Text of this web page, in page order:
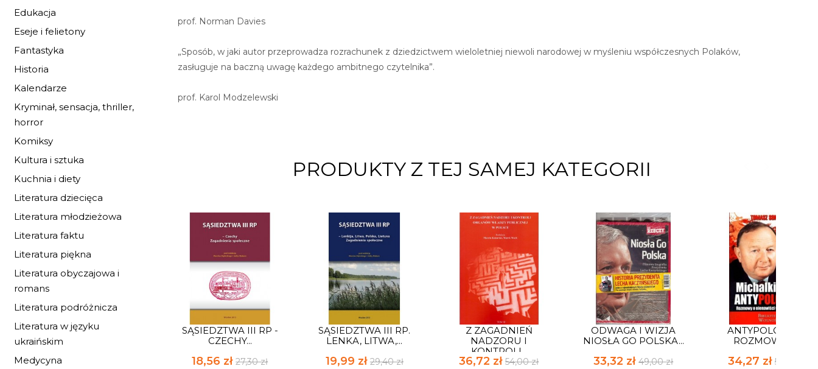
Edukacja
Eseje i felietony
Fantastyka
Historia
Kalendarze
Kryminał, sensacja, thriller,
horror
Komiksy
Kultura i sztuka
Kuchnia i diety
Literatura dziecięca
Literatura młodzieżowa
Literatura faktu
Literatura piękna
Literatura obyczajowa i
romans
Literatura podróżnicza
Literatura w języku
ukraińskim
Medycyna
prof. Norman Davies
„Sposób, w jaki autor przeprowadza rozrachunek z dziedzictwem wieloletniej niewoli narodowej w myśleniu współczesnych Polaków,
zasługuje na baczną uwagę każdego ambitnego czytelnika”.
prof. Karol Modzelewski
PRODUKTY Z TEJ SAMEJ KATEGORII
SĄSIEDZTWA III RP -
CZECHY...
18,56 zł27,30 zł
SĄSIEDZTWA III RP.
LENKA, LITWA,...
19,99 zł 29,40 zł
Z ZAGADNIEŃ
NADZORU I
KONTROLI...
36,72 zł54,00 zł
ODWAGA I WIZJA
NIOSŁA GO POLSKA...
33,32 zł49,00 zł
ANTYPOLONIZM.
ROZMOWY O...
34,27 zł 50,40 zł